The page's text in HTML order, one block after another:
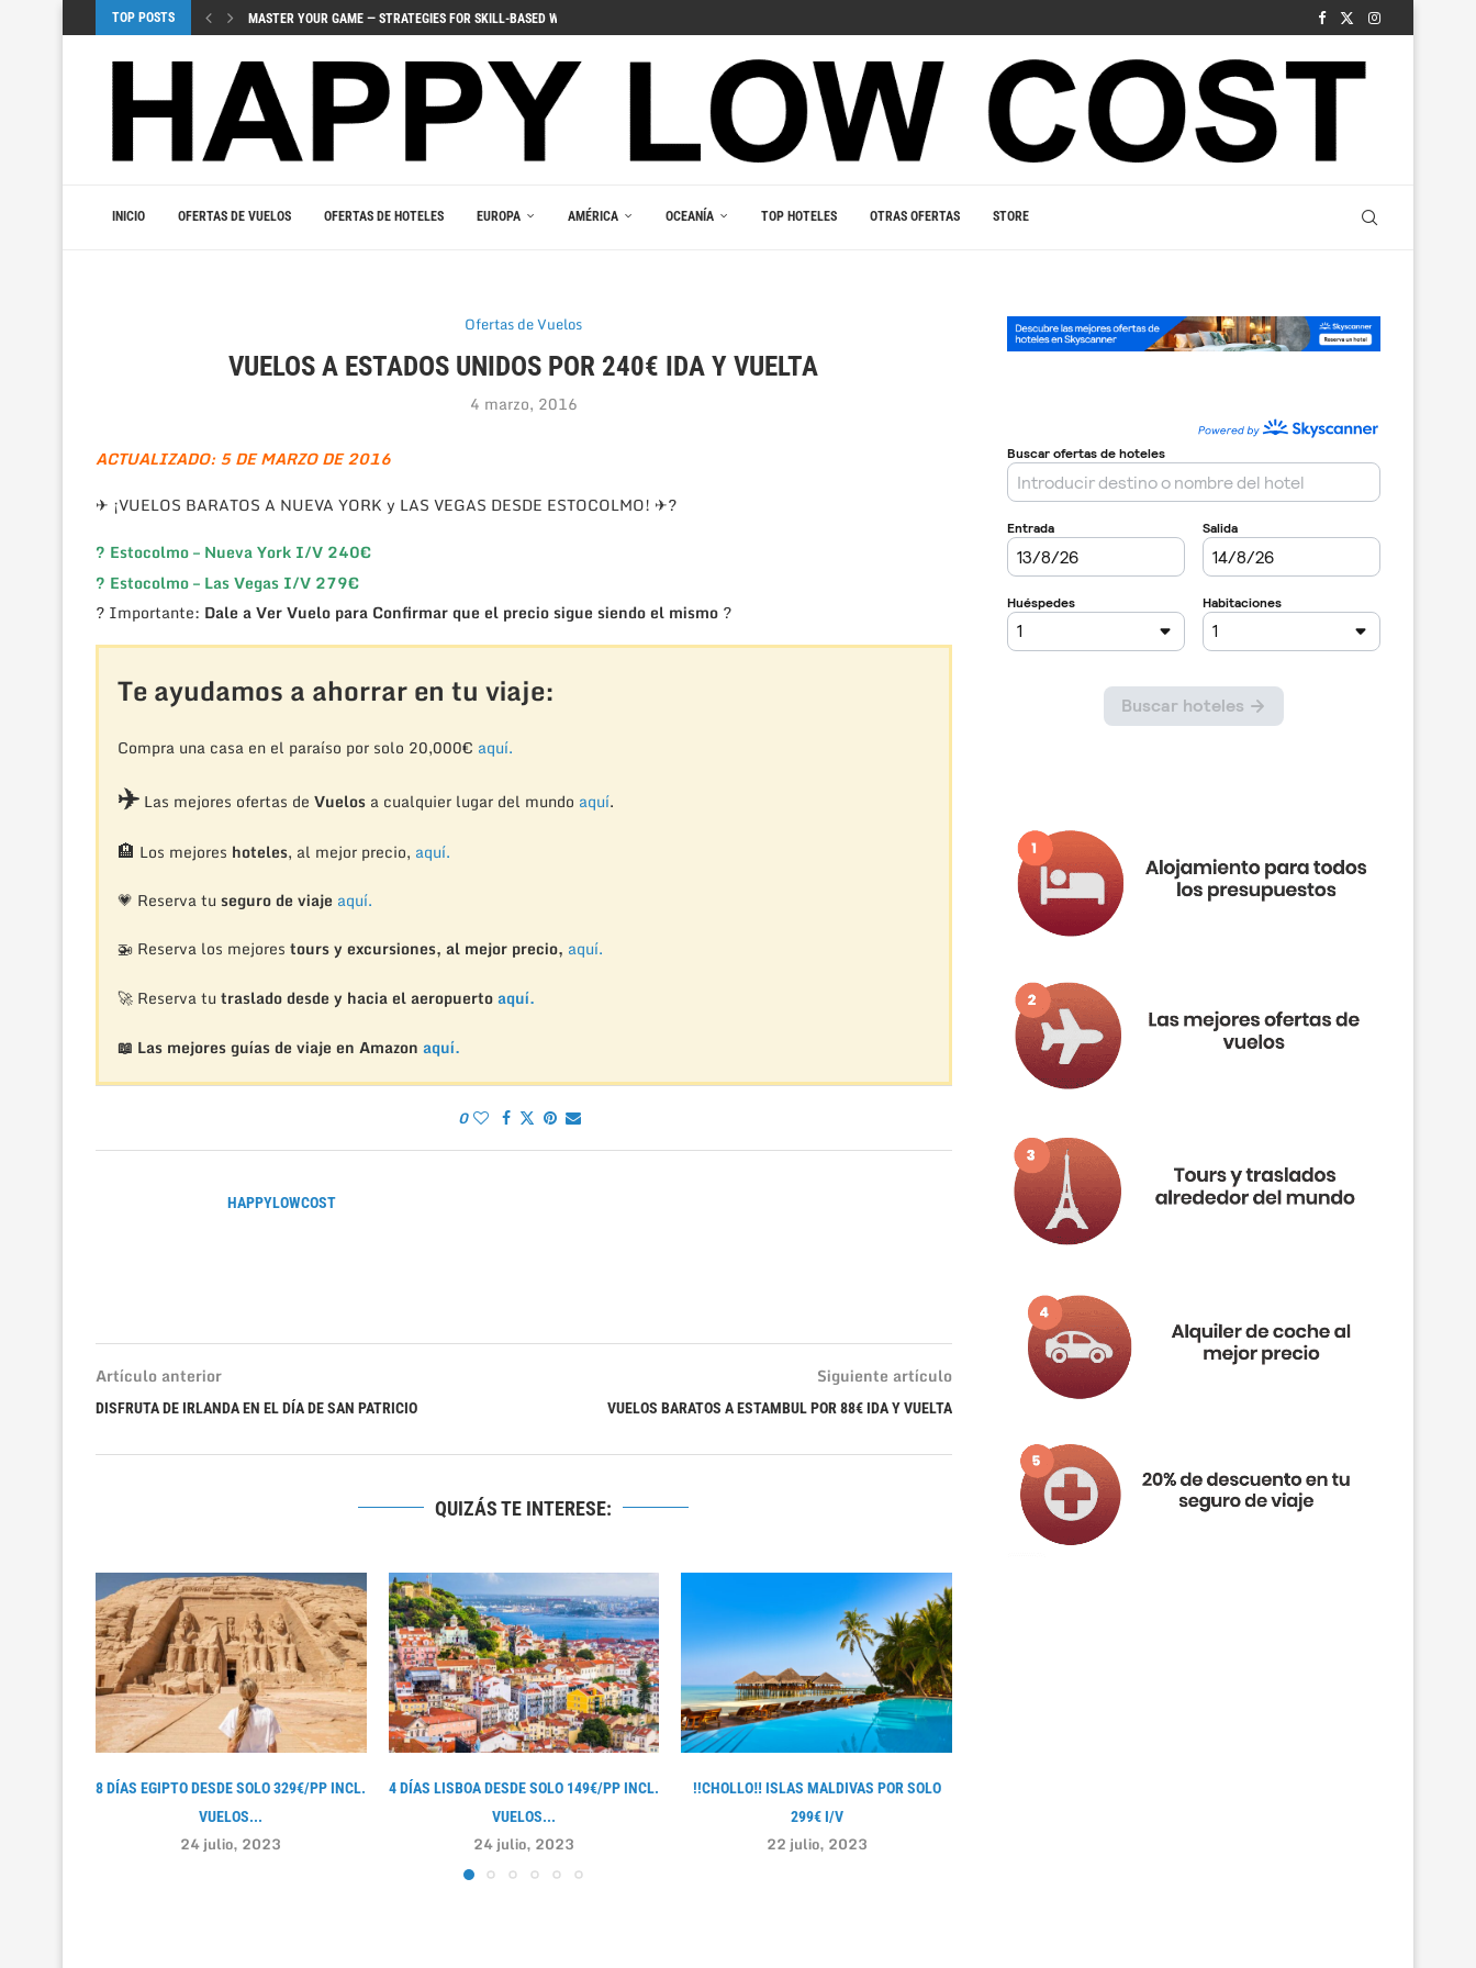
TOP POSTS MASTER YOUR GAME — STRATEGIES FOR SKILL-BASED WINS
INICIO OFERTAS DE VUELOS OFERTAS DE HOTELES EUROPA AMÉRICA OCEANÍA TOP HOTELES OTRAS OFERTAS STORE
Ofertas de Vuelos
VUELOS A ESTADOS UNIDOS POR 240€ IDA Y VUELTA
4 marzo, 2016
ACTUALIZADO: 5 DE MARZO DE 2016
✈ ¡VUELOS BARATOS A NUEVA YORK y LAS VEGAS DESDE ESTOCOLMO! ✈?
? Estocolmo – Nueva York I/V 240€
? Estocolmo – Las Vegas I/V 279€
? Importante: Dale a Ver Vuelo para Confirmar que el precio sigue siendo el mismo ?
Te ayudamos a ahorrar en tu viaje:
Compra una casa en el paraíso por solo 20,000€ aquí.
✈️Las mejores ofertas de Vuelosa cualquier lugar del mundo aquí.
🏨 Los mejores hoteles, al mejor precio, aquí.
💗 Reserva tu seguro de viaje aquí.
🚁 Reserva los mejores tours y excursiones, al mejor precio, aquí.
🚀 Reserva tu traslado desde y hacia el aeropuertoaquí.
📖 Las mejores guías de viaje en Amazon aquí.
0
HAPPYLOWCOST
Artículo anterior
DISFRUTA DE IRLANDA EN EL DÍA DE SAN PATRICIO
Siguiente artículo
VUELOS BARATOS A ESTAMBUL POR 88€ IDA Y VUELTA
QUIZÁS TE INTERESE:
8 DÍAS EGIPTO DESDE SOLO 329€/PP INCL.
VUELOS...
24 julio, 2023
4 DÍAS LISBOA DESDE SOLO 149€/PP INCL.
VUELOS...
24 julio, 2023
!!CHOLLO‼ ISLAS MALDIVAS POR SOLO
299€ I/V
22 julio, 2023